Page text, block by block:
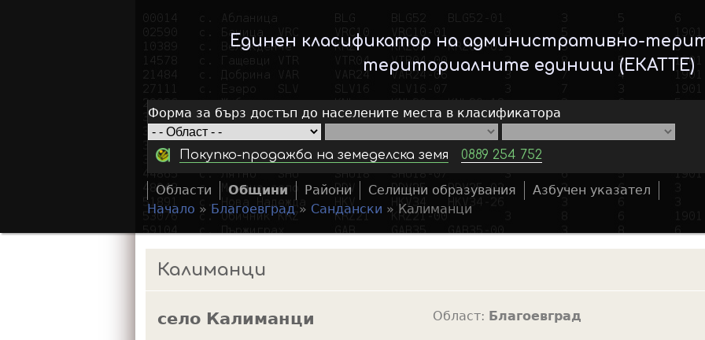
Skip
to
main
Единен класификатор на административно-
териториалните единици (ЕКАТТЕ)
Форма за бърз достъп до населените места в класификатора
Покупко-продажба на земеделска земя 0889 254 752
a
c
Области Общини Райони Селищни образувания Азбучен указател
o
Начало »Благоевград » Сандански »Калиманци
Калиманци
село Калиманци Област: Благоевград